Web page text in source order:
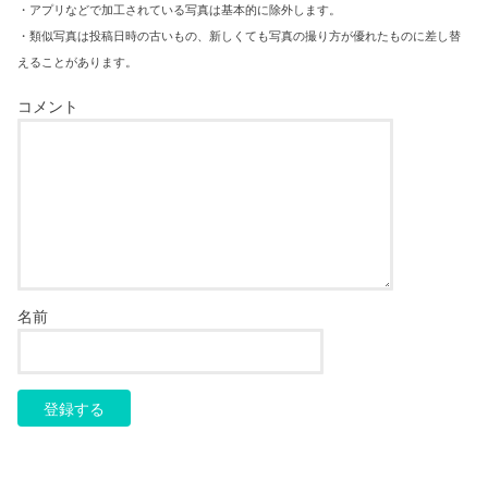
・アプリなどで加工されている写真は基本的に除外します。
・類似写真は投稿日時の古いもの、新しくても写真の撮り方が優れたものに差し替
えることがあります。
コメント
名前